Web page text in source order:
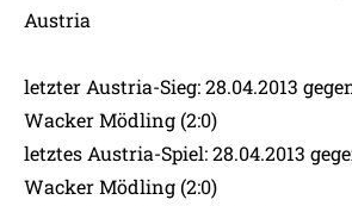
Austria
letzter Austria-Sieg: 28.04.2013
Wacker Mödling (2:0)
letztes Austria-Spiel: 28.04.2013
Wacker Mödling (2:0)